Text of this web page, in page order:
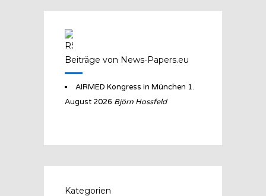
Beiträge von News-Papers.eu
AIRMED Kongress in München 1.
August 2026 Björn Hossfeld
Kategorien